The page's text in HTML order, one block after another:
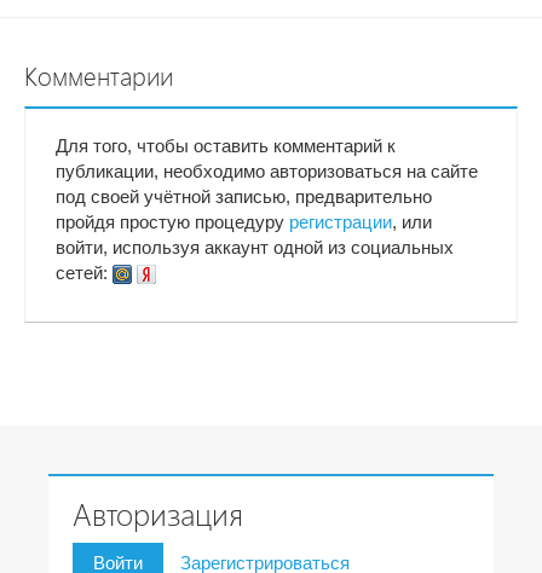
Комментарии
Для того, чтобы оставить комментарий к
публикации, необходимо авторизоваться на сайте
под своей учётной записью, предварительно
пройдя простую процедуру регистрации, или
войти, используя аккаунт одной из социальных
сетей:
Авторизация
Войти Зарегистрироваться